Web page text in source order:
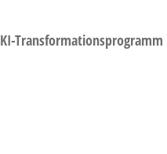
KI-Transformationsprogramm